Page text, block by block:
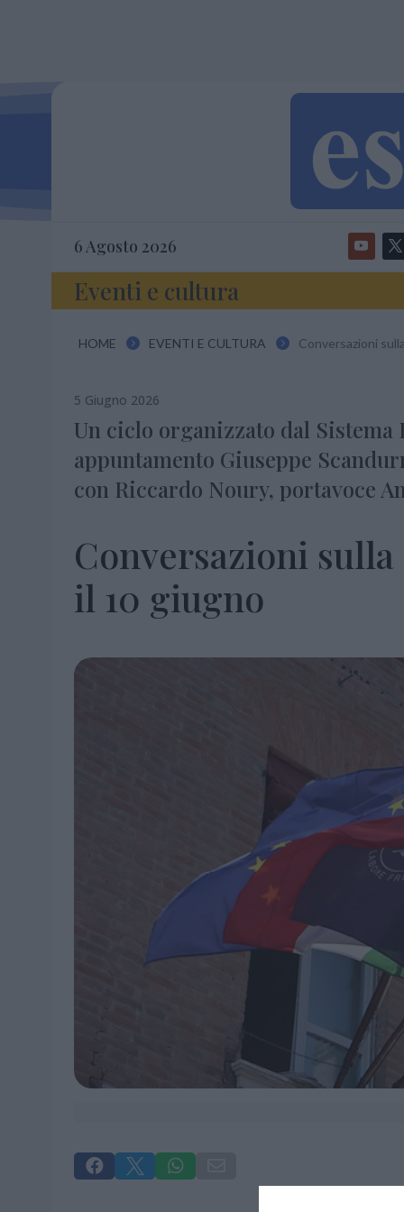
6 Agosto 2026
Eventi e cultura
HOME  EVENTI E CULTURA  Conversazioni
5 Giugno 2026
Un ciclo organizzato dal
appuntamento Giuseppe
con Riccardo Noury, portavoce
Conversazioni
il 10 giugno
  